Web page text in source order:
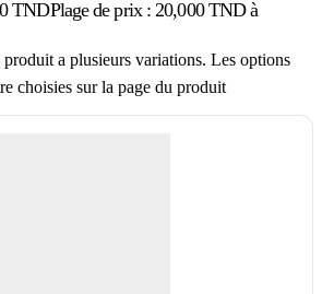
TNDPlage de prix : 20,000 TND à
produit a plusieurs variations. Les options
choisies sur la page du produit